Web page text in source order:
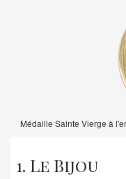
Médaille Sainte Vierge à
1. Le Bijou